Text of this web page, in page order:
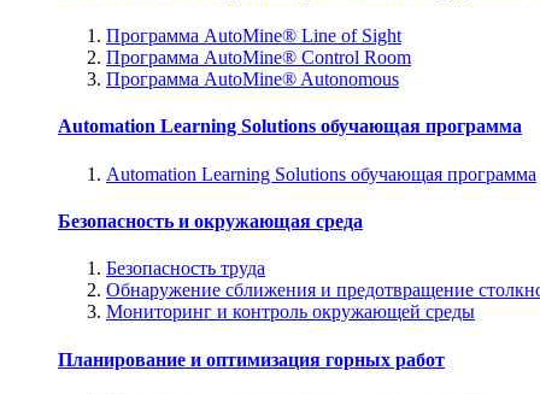
Программа AutoMine® Line of Sight
Программа AutoMine® Control Room
Программа AutoMine® Autonomous
Automation Learning Solutions обучающая программа
Automation Learning Solutions обучающая программа
Безопасность и окружающая среда
Безопасность труда
Обнаружение сближения и предотвращение
Мониторинг и контроль окружающей среды
Планирование и оптимизация горных работ